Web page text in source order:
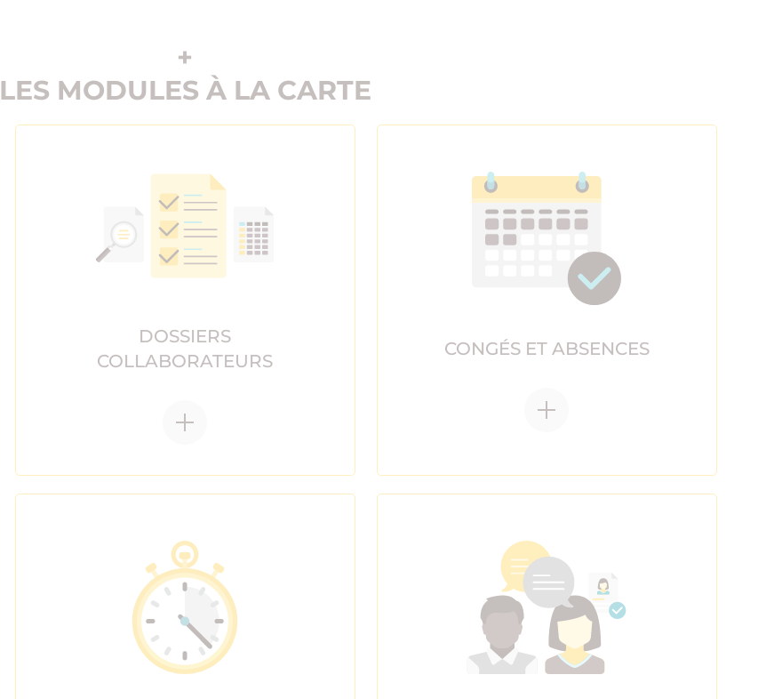
+
LES MODULES À LA CARTE
DOSSIERS
COLLABORATEURS
CONGÉS ET ABSENCES